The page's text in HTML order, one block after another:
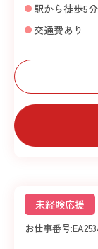
駅から徒歩5
交通費あり
未経験応援
お仕事番号: